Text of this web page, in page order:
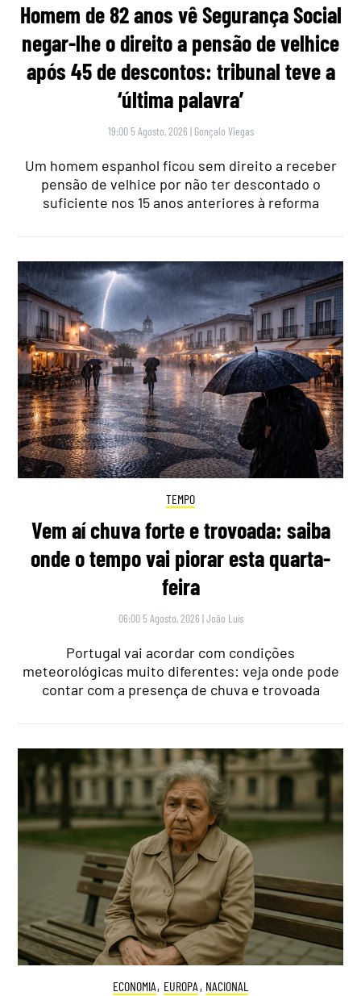
Homem de 82 anos vê Segurança Social
negar-lhe o direito a pensão de velhice
após 45 de descontos: tribunal teve a
‘última palavra’
19:00 5 Agosto, 2026 | Gonçalo Viegas
Um homem espanhol ficou sem direito a receber
pensão de velhice por não ter descontado o
suficiente nos 15 anos anteriores à reforma
TEMPO
Vem aí chuva forte e trovoada: saiba
onde o tempo vai piorar esta quarta-
feira
06:00 5 Agosto, 2026 |João Luís
Portugal vai acordar com condições
meteorológicas muito diferentes: veja onde pode
contar com a presença de chuva e trovoada
ECONOMIA, EUROPA , NACIONAL